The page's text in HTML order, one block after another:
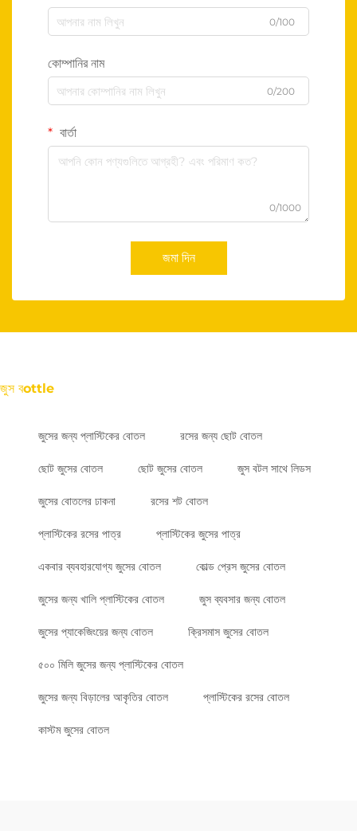
0/100
কোম্পানির নাম
0/200
বার্তা
0/1000
জমা দিন
জুস বottle
জুসের জন্য প্লাস্টিকের বোতল রসের জন্য ছোট বোতল
ছোট জুসের বোতল ছোট জুসের বোতল জুস বটল সাথে লিডস
জুসের বোতলের ঢাকনা রসের শট বোতল
প্লাস্টিকের রসের পাত্র প্লাস্টিকের জুসের পাত্র
একবার ব্যবহারযোগ্য জুসের বোতল কোল্ড প্রেস জুসের বোতল
জুসের জন্য খালি প্লাস্টিকের বোতল জুস ব্যবসার জন্য বোতল
জুসের প্যাকেজিংয়ের জন্য বোতল ক্রিসমাস জুসের বোতল
৫০০ মিলি জুসের জন্য প্লাস্টিকের বোতল
জুসের জন্য বিড়ালের আকৃতির বোতল প্লাস্টিকের রসের বোতল
কাস্টম জুসের বোতল